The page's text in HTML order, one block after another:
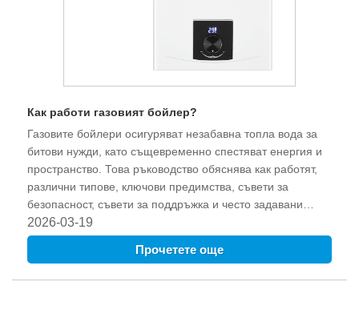
Как работи газовият бойлер?
Газовите бойлери осигуряват незабавна топла вода за
битови нужди, като същевременно спестяват енергия и
пространство. Това ръководство обяснява как работят,
различни типове, ключови предимства, съвети за
безопасност, съвети за поддръжка и често задавани
въпроси, за да ви помогне да изберете правилното
решение.
2026-03-19
Прочетете още